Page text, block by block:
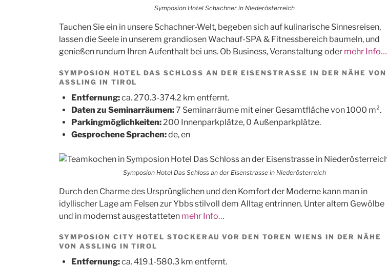
Symposion Hotel Schachner in Niederösterreich
Tauchen Sie ein in unsere Schachner-Welt, begeben sich auf kulinarische Sinnesreisen,
lassen die Seele in unserem grandiosen Wachauf-SPA & Fitnessbereich baumeln, und
genießen rundum Ihren Aufenthalt bei uns. Ob Business, Veranstaltung oder mehr Info…
SYMPOSION HOTEL DAS SCHLOSS AN DER EISENSTRASSE IN DER NÄHE VON
ASSLING IN TIROL
Entfernung:ca. 270.3-374.2 km entfernt.
Daten zu Seminarräumen:7 Seminarräume mit einer Gesamtfläche von 1000 m².
Parkingmöglichkeiten: 200 Innenparkplätze, 0 Außenparkplätze.
Gesprochene Sprachen:de, en
Symposion Hotel Das Schloss an der Eisenstrasse in Niederösterreich
Durch den Charme des Ursprünglichen und den Komfort der Moderne kann man in
idyllischer Lage am Felsen zur Ybbs stilvoll dem Alltag entrinnen. Unter altem Gewölbe
und in modernst ausgestatteten mehr Info…
SYMPOSION CITY HOTEL STOCKERAU VOR DEN TOREN WIENS IN DER NÄHE
VON ASSLING IN TIROL
Entfernung:ca. 419.1-580.3 km entfernt.